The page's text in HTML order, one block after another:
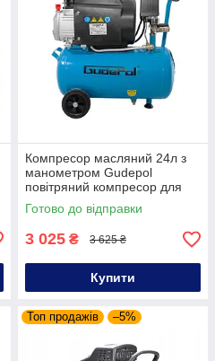
Компресор масляний 24л з
манометром Gudepol
повітряний компресор для
будинку масляний компресор
24л високий тиск
Готово до відправки
3 025 ₴ 3 625 ₴
Купити
Топ продажів –5%